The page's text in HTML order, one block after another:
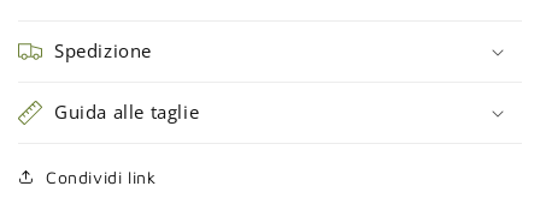
Spedizione
Guida alle taglie
Condividi link